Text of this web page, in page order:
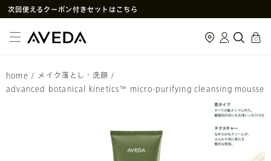
次回使えるクーポン付きセットはこちら
アヴェダ製品の偽造・模倣品に関するご注意
メルマガ新規登録で初回購入10%OFF
cart
0
home / メイク落とし・洗顔 /
advanced botanical kinetics™ micro-purifying cleansing mousse